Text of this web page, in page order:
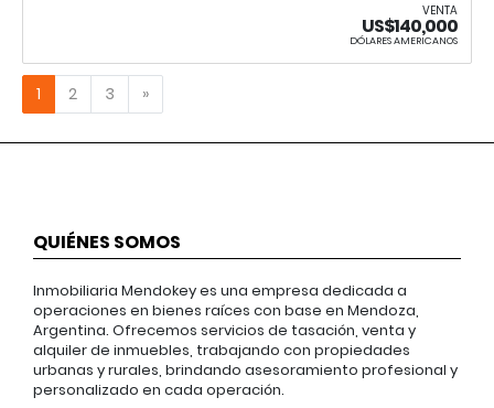
VENTA
US$140,000
DÓLARES AMERICANOS
1 2 3 »Siguiente
QUIÉNES SOMOS
Inmobiliaria Mendokey es una empresa dedicada a
operaciones en bienes raíces con base en Mendoza,
Argentina. Ofrecemos servicios de tasación, venta y
alquiler de inmuebles, trabajando con propiedades
urbanas y rurales, brindando asesoramiento profesional y
personalizado en cada operación.